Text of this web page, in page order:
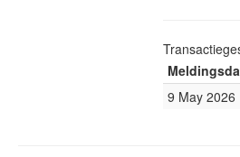
9 May 2026